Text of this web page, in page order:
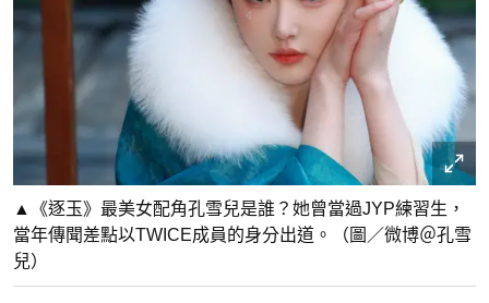
▲《逐玉》最美女配角孔雪兒是誰？她曾當過JYP練習生，
當年傳聞差點以TWICE成員的身分出道。（圖／微博＠孔雪
兒）